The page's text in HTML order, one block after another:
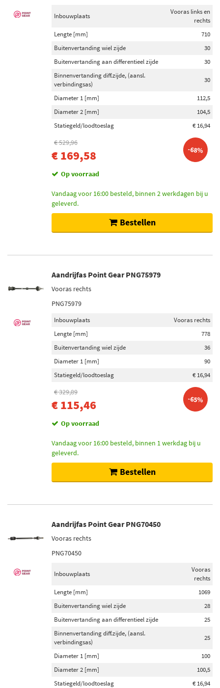
Inbouwplaats
Vooras links en
rechts
Lengte [mm]
710
Buitenvertanding wiel zijde
30
Buitenvertanding aan differentieel zijde
30
Binnenvertanding diff.zijde, (aansl.
verbindingsas)
30
Diameter 1 [mm]
112,5
Diameter 2 [mm]
104,5
Statiegeld/loodtoeslag
€ 16,94
€ 529,96
€ 169,58 -68%
Op voorraad
Vandaag voor 16:00 besteld, binnen 2 werkdagen bij u
geleverd.
Bestellen
Aandrijfas Point Gear PNG75979
Vooras rechts
PNG75979
Inbouwplaats
Vooras rechts
Lengte [mm]
778
Buitenvertanding wiel zijde
36
Diameter 1 [mm]
90
Statiegeld/loodtoeslag
€ 16,94
€ 329,89
€ 115,46 -65%
Op voorraad
Vandaag voor 16:00 besteld, binnen 1 werkdag bij u
geleverd.
Bestellen
Aandrijfas Point Gear PNG70450
Vooras rechts
PNG70450
Inbouwplaats
Vooras
rechts
Lengte [mm]
1069
Buitenvertanding wiel zijde
28
Buitenvertanding aan differentieel zijde
25
Binnenvertanding diff.zijde, (aansl.
verbindingsas)
25
Diameter 1 [mm]
100
Diameter 2 [mm]
100,5
Statiegeld/loodtoeslag
€ 16,94